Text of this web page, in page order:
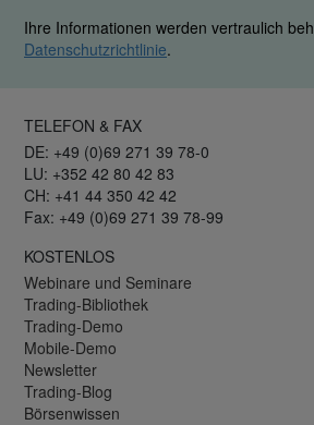
Ihre Informationen werden vertraulich
Datenschutzrichtlinie.
TELEFON & FAX
DE: +49 (0)69 271 39 78-0
LU: +352 42 80 42 83
CH: +41 44 350 42 42
Fax: +49 (0)69 271 39 78-99
KOSTENLOS
Webinare und Seminare
Trading-Bibliothek
Trading-Demo
Mobile-Demo
Newsletter
Trading-Blog
Börsenwissen